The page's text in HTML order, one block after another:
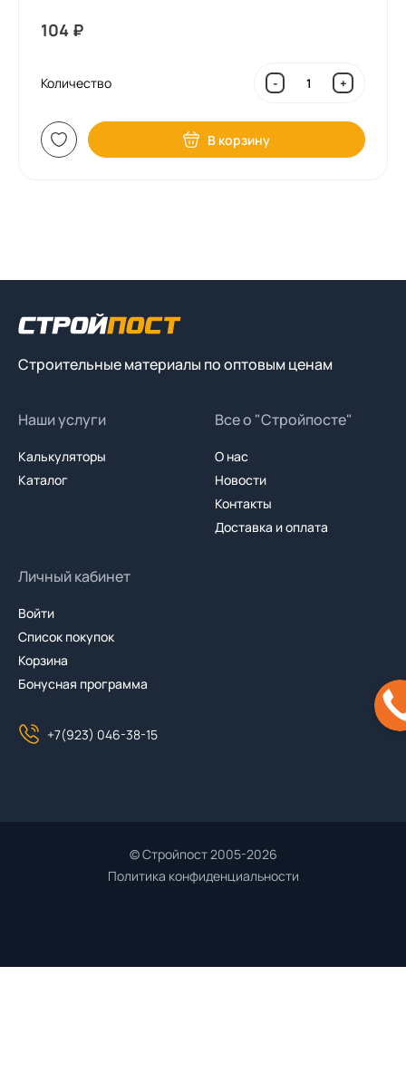
104 ₽
Количество - +
В корзину
Строительные материалы по оптовым ценам
Наши услуги
Калькуляторы
Каталог
Все о "Стройпосте"
О нас
Новости
Контакты
Доставка и оплата
Личный кабинет
Войти
Список покупок
Корзина
Бонусная программа
+7(923) 046-38-15
© Стройпост 2005-2026
Политика конфиденциальности